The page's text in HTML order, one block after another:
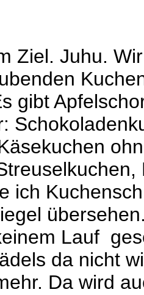
Ziel. Juhu.
gibt
ich
Lauf
da nicht
Da wird